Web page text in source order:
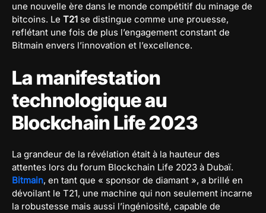
une nouvelle ère dans le monde compétitif du minage de
bitcoins. Le T21 se distingue comme une prouesse,
reflétant une fois de plus l’engagement constant de
Bitmain envers l’innovation et l’excellence.
La manifestation
technologique au
Blockchain Life 2023
La grandeur de la révélation était à la hauteur des
attentes lors du forum Blockchain Life 2023 à Dubaï.
Bitmain, en tant que « sponsor de diamant », a brillé en
dévoilant le T21, une machine qui non seulement incarne
la robustesse mais aussi l’ingéniosité, capable de